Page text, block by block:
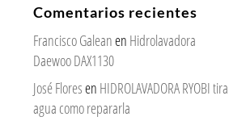
Comentarios recientes
Francisco Galeanen Hidrolavadora
Daewoo DAX1130
José Floresen HIDROLAVADORA RYOBI tira
agua como repararla